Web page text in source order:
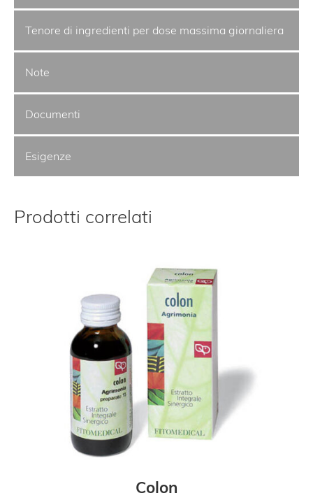
Tenore di ingredienti per dose massima giornaliera
Note
Documenti
Esigenze
Prodotti correlati
Colon